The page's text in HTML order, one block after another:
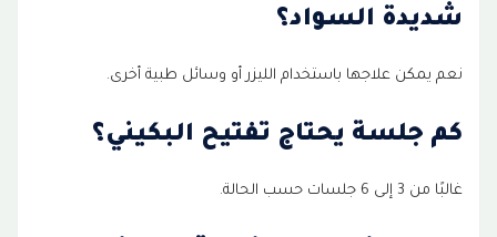
شديدة السواد؟
نعم يمكن علاجها باستخدام الليزر أو وسائل طبية أخرى.
كم جلسة يحتاج تفتيح البكيني؟
غالبًا من 3 إلى 6 جلسات حسب الحالة.